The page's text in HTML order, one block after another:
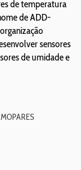
de temperatura
de ADD-
sensores
de umidade e